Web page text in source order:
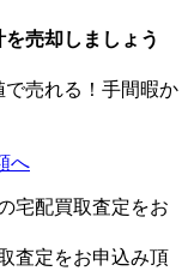
売却しましょう
売れる！手間暇か
へ
宅配買取査定をお
査定をお申込み頂